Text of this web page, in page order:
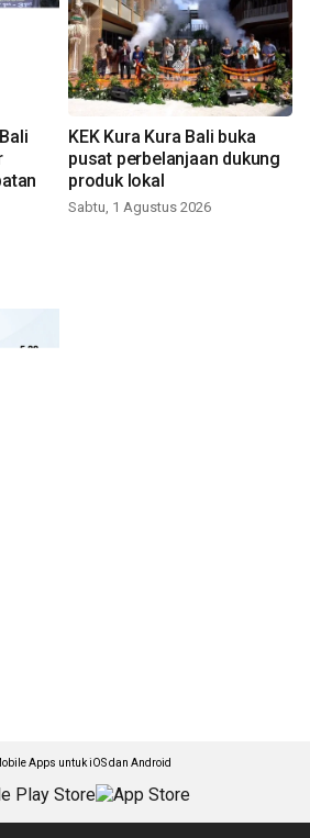
KEK Kura Kura Bali buka
pusat perbelanjaan dukung
produk lokal
Sabtu, 1 Agustus 2026
Apps untuk iOS dan Android